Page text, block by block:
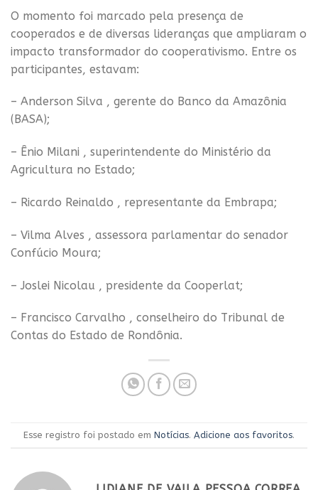
O momento foi marcado pela presença de
cooperados e de diversas lideranças que ampliaram o
impacto transformador do cooperativismo. Entre os
participantes, estavam:
– Anderson Silva , gerente do Banco da Amazônia
(BASA);
– Ênio Milani , superintendente do Ministério da
Agricultura no Estado;
– Ricardo Reinaldo , representante da Embrapa;
– Vilma Alves , assessora parlamentar do senador
Confúcio Moura;
– Joslei Nicolau , presidente da Cooperlat;
– Francisco Carvalho , conselheiro do Tribunal de
Contas do Estado de Rondônia.
Esse registro foi postado em Notícias. Adicione aos favoritos.